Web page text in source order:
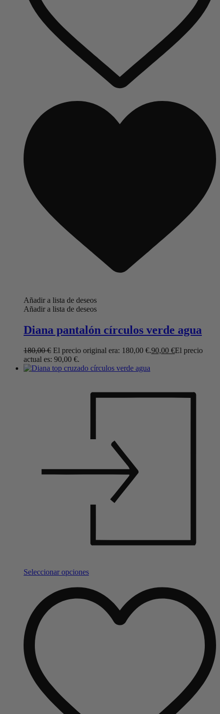
Añadir a lista de deseos
Añadir a lista de deseos
Diana pantalón círculos verde agua
180,00€ El precio original era: 180,00 €.90,00 €El precio
actual es: 90,00 €.
Seleccionar opciones